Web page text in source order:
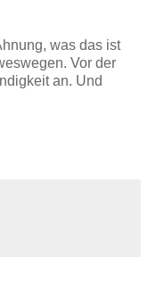
was das ist
Vor der
an. Und